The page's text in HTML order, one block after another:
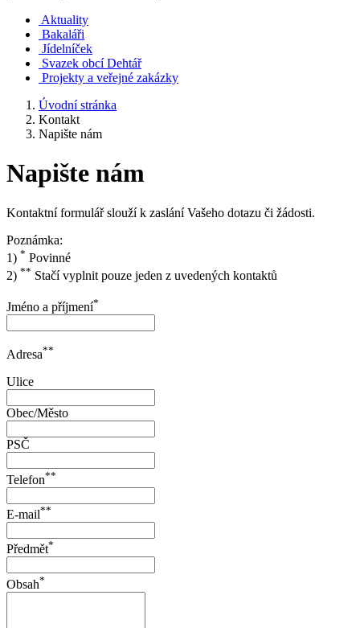
Aktuality
Bakaláři
Jídelníček
Svazek obcí Dehtář
Projekty a veřejné zakázky
Úvodní stránka
Kontakt
Napište nám
Napište nám
Kontaktní formulář slouží k zaslání Vašeho dotazu či žádosti.
Poznámka:
1) * Povinné
2) ** Stačí vyplnit pouze jeden z uvedených kontaktů
Jméno a příjmení*
Adresa**
Ulice
Obec/Město
PSČ
Telefon**
E-mail**
Předmět*
Obsah*